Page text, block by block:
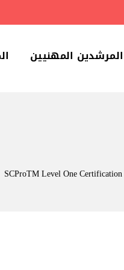
المهنيين
SCProTM Level One Certification